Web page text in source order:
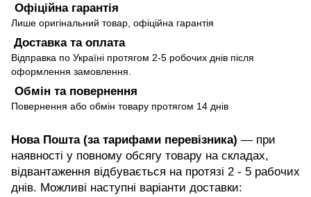
Офіційна гарантія
Лише оригінальний товар, офіційна гарантія
Доставка та оплата
Відправка по Україні протягом 2-5 робочих днів після
оформлення замовлення.
Обмін та повернення
Повернення або обмін товару протягом 14 днів
Нова Пошта (за тарифами перевізника) — при
наявності у повному обсягу товару на складах,
відвантаження відбувається на протязі 2 - 5 рабочих
днів. Можливі наступні варіанти доставки: